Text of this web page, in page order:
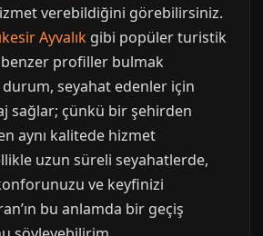
verebildiğini görebilirsiniz.
Ayvalık gibi popüler turistik
profiller bulmak
seyahat edenler için
sağlar; çünkü bir şehirden
aynı kalitede hizmet
uzun süreli seyahatlerde,
ve keyfinizi
bu anlamda bir geçiş